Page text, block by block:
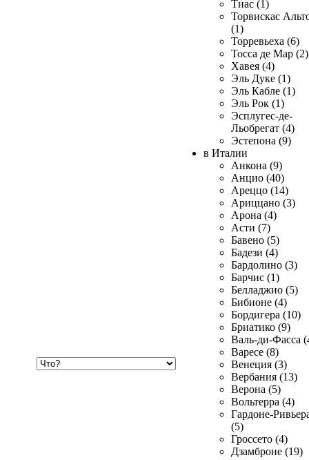
Тиас (1)
Торвискас
(1)
Торревьеха (6)
Тосса де Мар (2)
Хавея (4)
Эль Дуке (1)
Эль Кабле (1)
Эль Рок (1)
Эсплугес-де-
Льобрегат (4)
Эстепона (9)
в Италии
Анкона (9)
Анцио (40)
Ареццо (14)
Ариццано (3)
Арона (4)
Асти (7)
Бавено (5)
Бадези (4)
Бардолино (3)
Барчис (1)
Белладжио (5)
Бибионе (4)
Бордигера (10)
Бриатико (9)
Валь-ди-Фасса
Варесе (8)
Венеция (3)
Вербания (13)
Верона (5)
Вольтерра (4)
Гардоне-
(5)
Гроссето (4)
Дзамброне (19)